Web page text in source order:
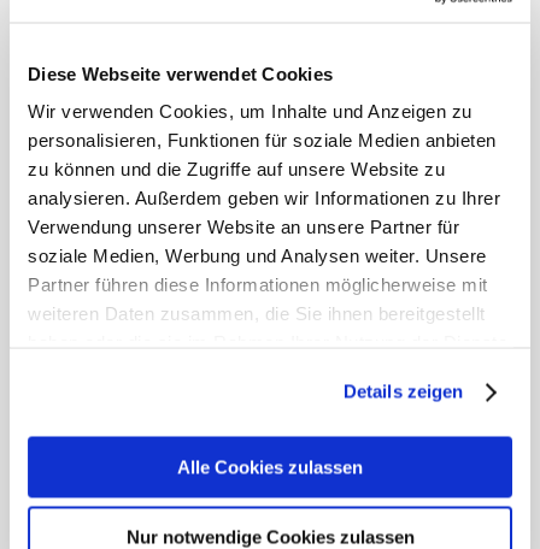
Diese Webseite verwendet Cookies
Wir verwenden Cookies, um Inhalte und Anzeigen zu
personalisieren, Funktionen für soziale Medien anbieten
zu können und die Zugriffe auf unsere Website zu
analysieren. Außerdem geben wir Informationen zu Ihrer
Verwendung unserer Website an unsere Partner für
soziale Medien, Werbung und Analysen weiter. Unsere
Partner führen diese Informationen möglicherweise mit
weiteren Daten zusammen, die Sie ihnen bereitgestellt
Details zeigen
Alle Cookies zulassen
Nur notwendige Cookies zulassen
Kontakt
Univ.-Prof. Dr. Michael
Head, Research Unit for
Quality and Ethics in
Health Care
michael.fischer@umit-
tirol.at
t+43 50 8648 3930
Kontakt
Executive Personal
Assistant to Institute Head
public-health@umit-
tirol.at